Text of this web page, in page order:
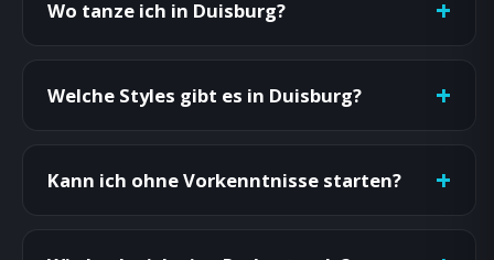
Wo tanze ich in Duisburg?
Welche Styles gibt es in Duisburg?
Kann ich ohne Vorkenntnisse starten?